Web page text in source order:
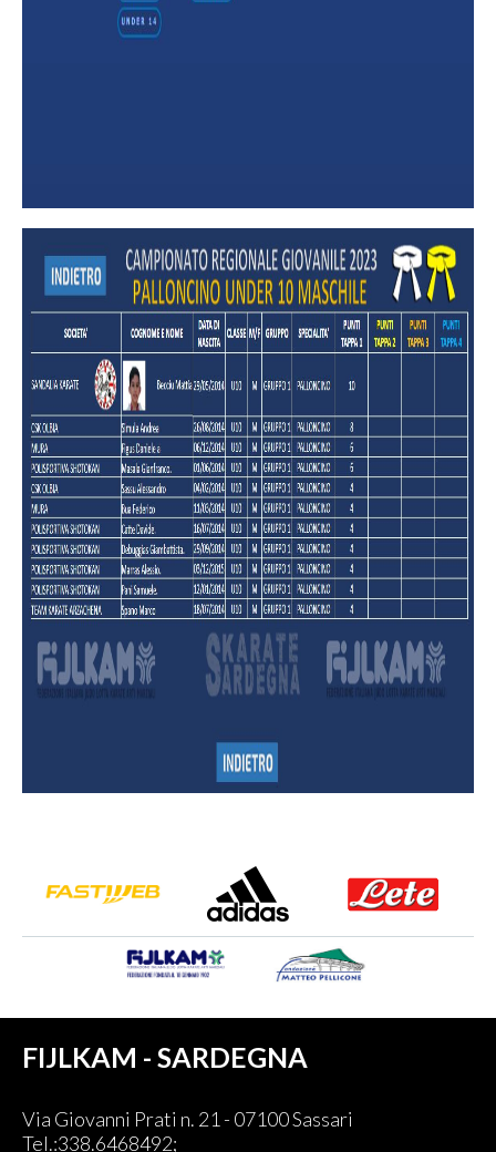
FIJLKAM - SARDEGNA
Via Giovanni Prati n. 21 - 07100 Sassari
Tel.:338.6468492;